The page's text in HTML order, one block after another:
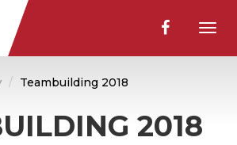
Teambuilding 2018
2018